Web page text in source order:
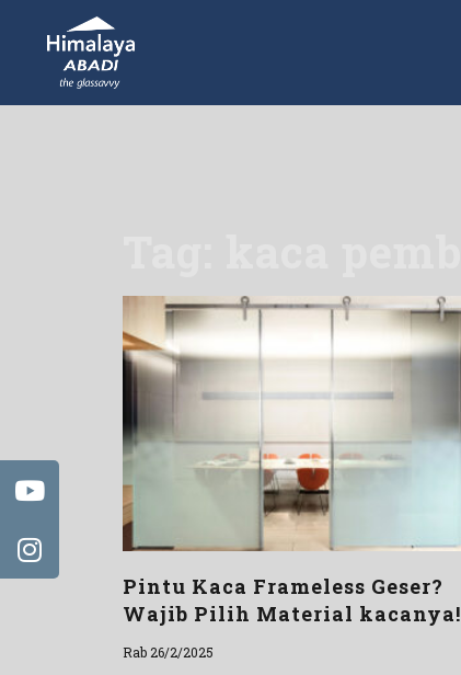
Pintu Kaca Frameless Geser?
Wajib Pilih Material kacanya!
Rab 26/2/2025